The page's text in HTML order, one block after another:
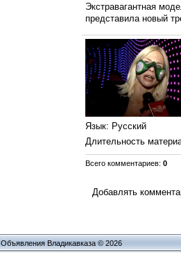
Экстравагантная
представила новый
Язык: Русский
Длительность
Всего комментариев: 0
Добавлять
Объявления Владикавказа © 2026